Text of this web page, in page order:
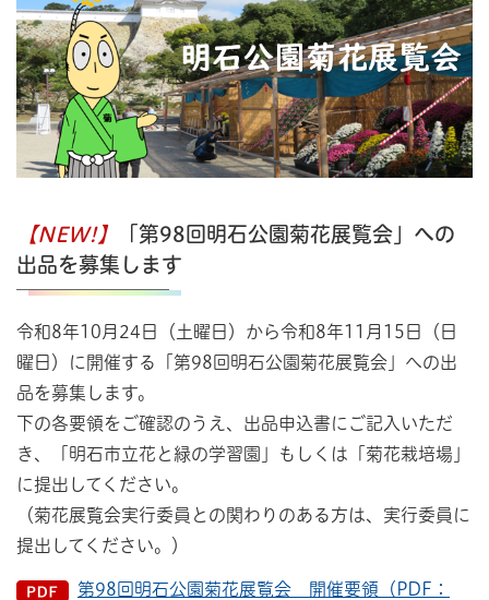
【NEW!】
「第98回明石公園菊花展覧会」への
出品を募集します
令和8年10月24日（土曜日）から令和8年11月15日（日
曜日）に開催する「第98回明石公園菊花展覧会」への出
品を募集します。
下の各要領をご確認のうえ、出品申込書にご記入いただ
き、「明石市立花と緑の学習園」もしくは「菊花栽培場」
に提出してください。
（菊花展覧会実行委員との関わりのある方は、実行委員に
提出してください。）
第98回明石公園菊花展覧会 開催要領（PDF：